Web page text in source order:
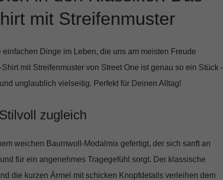
mit Streifenmuster
einfachen Dinge im Leben, die uns am meisten Freude
Shirt mit Streifenmuster von Street One ist genau so ein Stück -
unglaublich vielseitig. Perfekt für Deinen Alltag!
zugleich
weichen Baumwoll-Modalmixgefertigt, der sich sanft an
für ein angenehmes Tragegefühl sorgt. Der klassische
die kurzen Ärmel mit schicken Knopfdetails verleihen dem